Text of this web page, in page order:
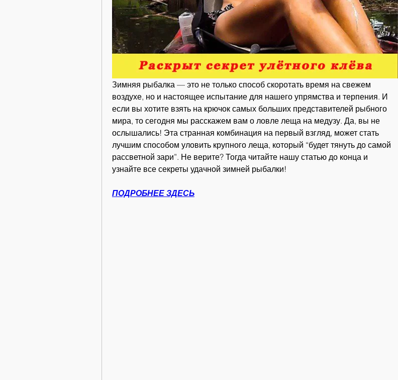
Зимняя рыбалка — это не только способ скоротать время на свежем
воздухе, но и настоящее испытание для нашего упрямства и терпения. И
если вы хотите взять на крючок самых больших представителей рыбного
мира, то сегодня мы расскажем вам о ловле леща на медузу. Да, вы не
ослышались! Эта странная комбинация на первый взгляд, может стать
лучшим способом уловить крупного леща, который “будет тянуть до самой
рассветной зари”. Не верите? Тогда читайте нашу статью до конца и
узнайте все секреты удачной зимней рыбалки!
ПОДРОБНЕЕ ЗДЕСЬ